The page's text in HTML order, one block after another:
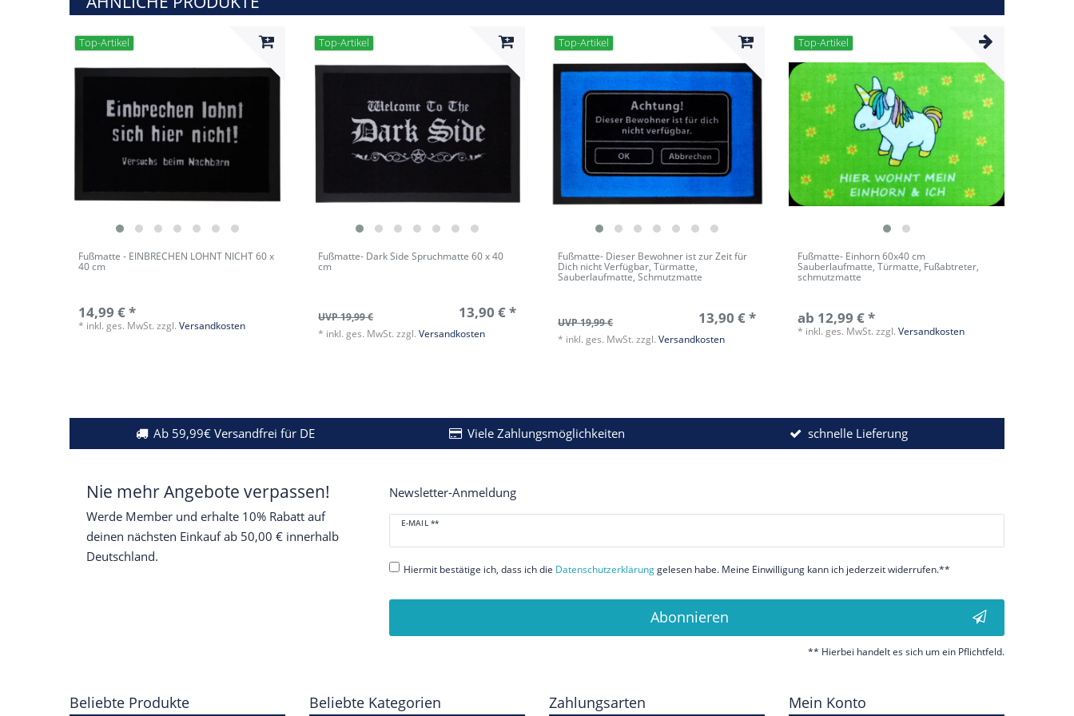
Top-Artikel
Fußmatte - EINBRECHEN LOHNT NICHT 60 x
40 cm
14,99 € *
* inkl. ges. MwSt. zzgl.Versandkosten
Top-Artikel
Fußmatte- Dark Side Spruchmatte 60 x 40
cm
UVP 19,99 € 13,90 € *
* inkl. ges. MwSt. zzgl.Versandkosten
Top-Artikel
Fußmatte- Dieser Bewohner ist zur Zeit für
Dich nicht Verfügbar, Türmatte,
Sauberlaufmatte, Schmutzmatte
UVP 19,99 € 13,90 € *
* inkl. ges. MwSt. zzgl.Versandkosten
Top-Artikel
Fußmatte- Einhorn 60x40 cm
Sauberlaufmatte, Türmatte, Fußabtreter,
schmutzmatte
ab 12,99 € *
* inkl. ges. MwSt. zzgl.Versandkosten
Ab 59,99€ Versandfrei für DE Viele Zahlungsmöglichkeiten schnelle Lieferung
Nie mehr Angebote verpassen!
Werde Member und erhalte 10% Rabatt auf
deinen nächsten Einkauf ab 50,00 € innerhalb
Deutschland.
Newsletter-Anmeldung
E-MAIL **
Newsletter
Honig
Hiermit bestätige ich, dass ich die Daten­schutz­erklärunggelesen habe. Meine Einwilligung kann ich jederzeit widerrufen.**
Abonnieren
** Hierbei handelt es sich um ein Pflichtfeld.
Beliebte Produkte Beliebte Kategorien Zahlungsarten Mein Konto